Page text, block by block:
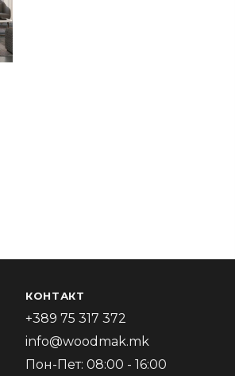
КОНТАКТ
+389 75 317 372
info@woodmak.mk
Пон-Пет: 08:00 - 16:00